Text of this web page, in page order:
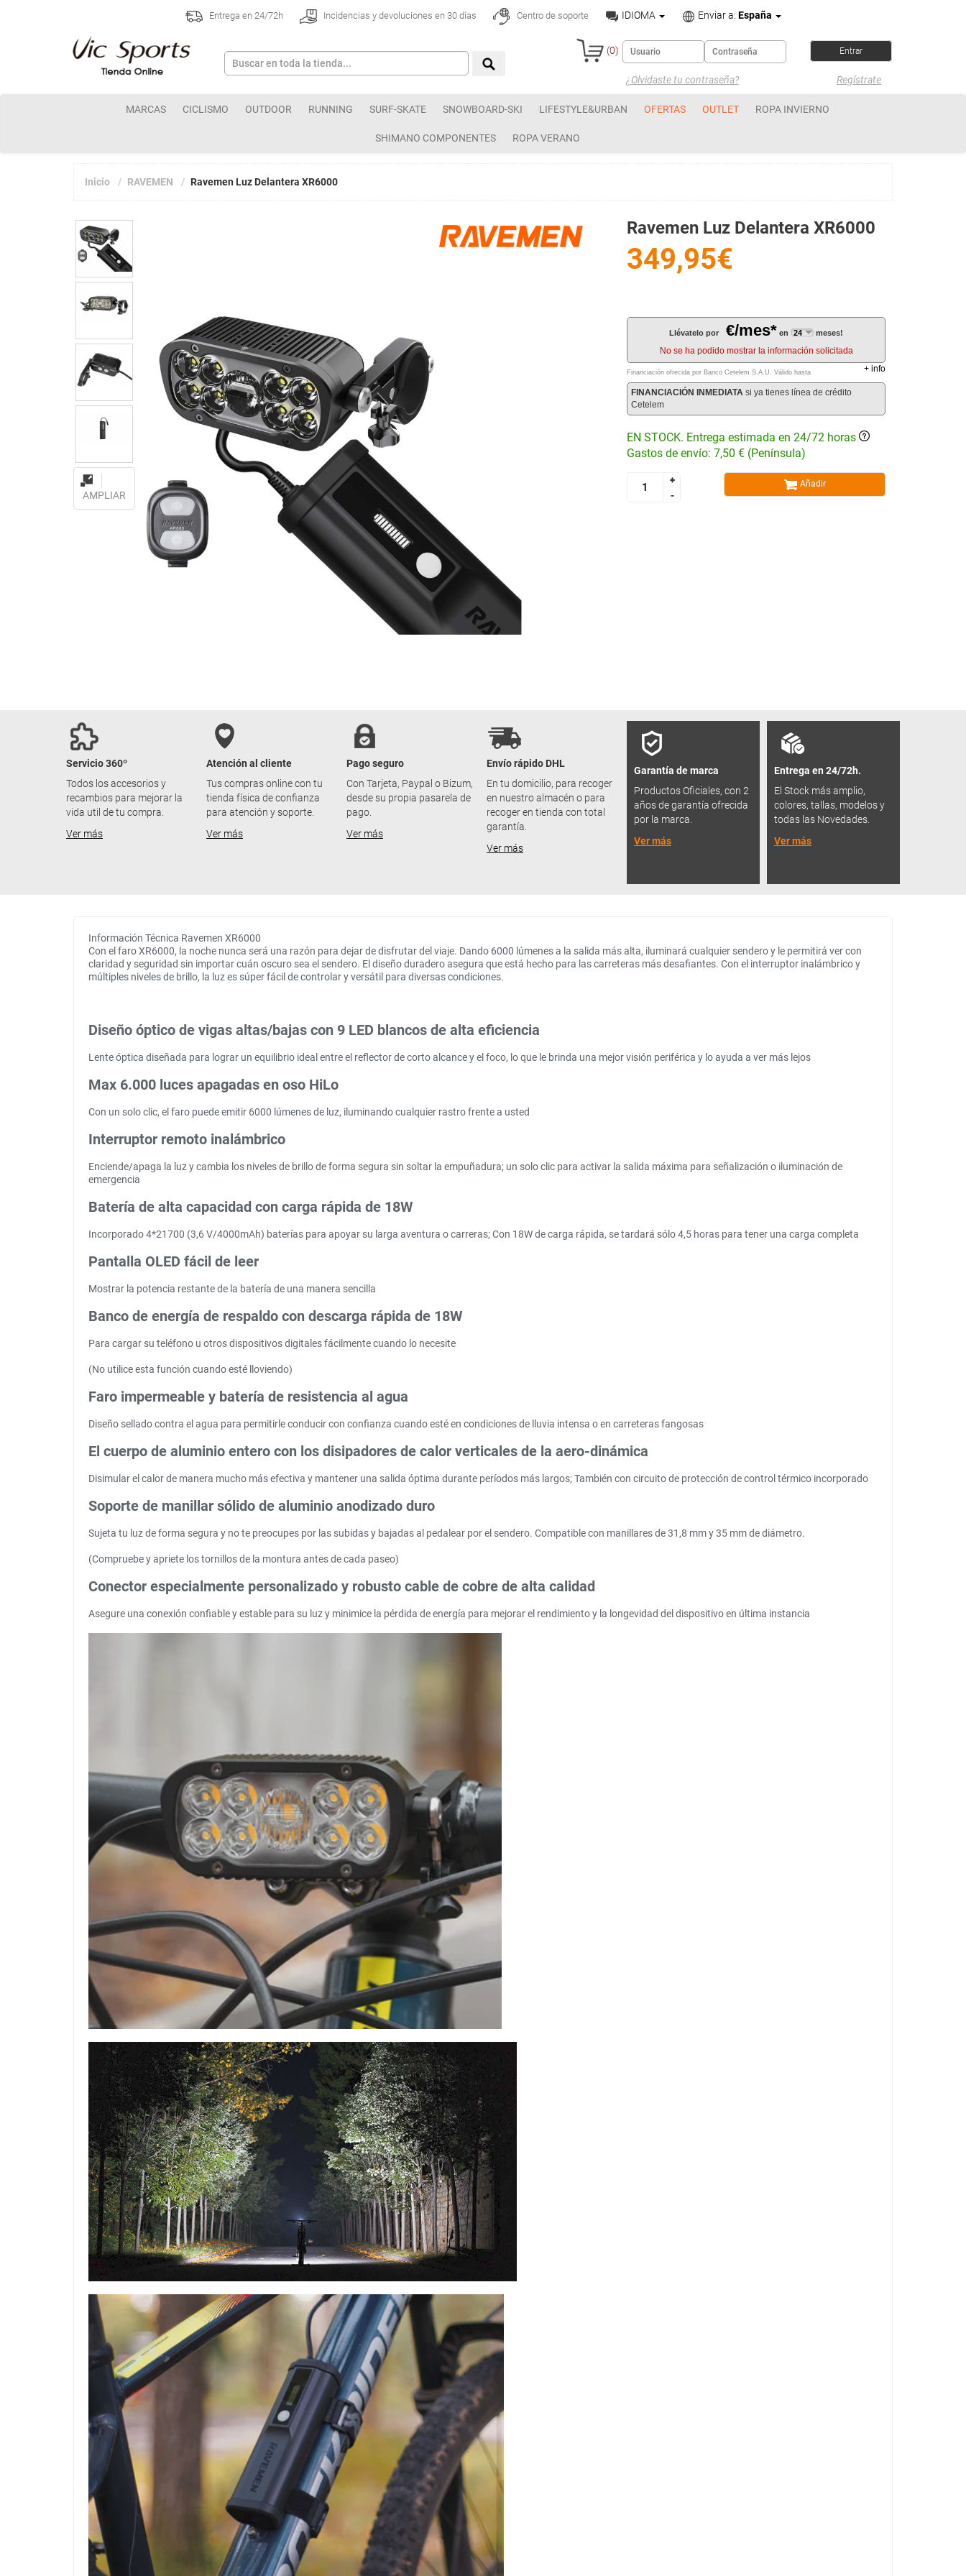
Entrega en 24/72h Incidencias y devoluciones en 30 días Centro de soporte IDIOMA Enviar a: España
(0)
¿Olvidaste tu contraseña? Regístrate
MARCAS CICLISMO OUTDOOR RUNNING SURF-SKATE SNOWBOARD-SKI LIFESTYLE&URBAN OFERTAS OUTLET ROPA INVIERNO
SHIMANO COMPONENTES ROPA VERANO
Inicio RAVEMEN Ravemen Luz Delantera XR6000
AMPLIAR
Ravemen Luz Delantera XR6000
349,95€
Llévatelo por €/mes* en meses!
No se ha podido mostrar la información solicitada
Financiación ofrecida por Banco Cetelem S.A.U. Válido hasta + info
FINANCIACIÓN INMEDIATA si ya tienes línea de crédito
Cetelem
EN STOCK. Entrega estimada en 24/72 horas
Gastos de envío: 7,50 € (Península)
+
-
+
-
Añadir
Servicio 360º
Todos los accesorios y
recambios para mejorar la
vida util de tu compra.
Ver más
Atención al cliente
Tus compras online con tu
tienda física de confianza
para atención y soporte.
Ver más
Pago seguro
Con Tarjeta, Paypal o Bizum,
desde su propia pasarela de
pago.
Ver más
Envío rápido DHL
En tu domicilio, para recoger
en nuestro almacén o para
recoger en tienda con total
garantía.
Ver más
Garantía de marca
Productos Oficiales, con 2
años de garantía ofrecida
por la marca.
Ver más
Entrega en 24/72h.
El Stock más amplio,
colores, tallas, modelos y
todas las Novedades.
Ver más
Información Técnica Ravemen XR6000
Con el faro XR6000, la noche nunca será una razón para dejar de disfrutar del viaje. Dando 6000 lúmenes a la salida más alta, iluminará cualquier sendero y le permitirá ver con
claridad y seguridad sin importar cuán oscuro sea el sendero. El diseño duradero asegura que está hecho para las carreteras más desafiantes. Con el interruptor inalámbrico y
múltiples niveles de brillo, la luz es súper fácil de controlar y versátil para diversas condiciones.
Diseño óptico de vigas altas/bajas con 9 LED blancos de alta eficiencia
Lente óptica diseñada para lograr un equilibrio ideal entre el reflector de corto alcance y el foco, lo que le brinda una mejor visión periférica y lo ayuda a ver más lejos
Max 6.000 luces apagadas en oso HiLo
Con un solo clic, el faro puede emitir 6000 lúmenes de luz, iluminando cualquier rastro frente a usted
Interruptor remoto inalámbrico
Enciende/apaga la luz y cambia los niveles de brillo de forma segura sin soltar la empuñadura; un solo clic para activar la salida máxima para señalización o iluminación de
emergencia
Batería de alta capacidad con carga rápida de 18W
Incorporado 4*21700 (3,6 V/4000mAh) baterías para apoyar su larga aventura o carreras; Con 18W de carga rápida, se tardará sólo 4,5 horas para tener una carga completa
Pantalla OLED fácil de leer
Mostrar la potencia restante de la batería de una manera sencilla
Banco de energía de respaldo con descarga rápida de 18W
Para cargar su teléfono u otros dispositivos digitales fácilmente cuando lo necesite
(No utilice esta función cuando esté lloviendo)
Faro impermeable y batería de resistencia al agua
Diseño sellado contra el agua para permitirle conducir con confianza cuando esté en condiciones de lluvia intensa o en carreteras fangosas
El cuerpo de aluminio entero con los disipadores de calor verticales de la aero-dinámica
Disimular el calor de manera mucho más efectiva y mantener una salida óptima durante períodos más largos; También con circuito de protección de control térmico incorporado
Soporte de manillar sólido de aluminio anodizado duro
Sujeta tu luz de forma segura y no te preocupes por las subidas y bajadas al pedalear por el sendero. Compatible con manillares de 31,8 mm y 35 mm de diámetro.
(Compruebe y apriete los tornillos de la montura antes de cada paseo)
Conector especialmente personalizado y robusto cable de cobre de alta calidad
Asegure una conexión confiable y estable para su luz y minimice la pérdida de energía para mejorar el rendimiento y la longevidad del dispositivo en última instancia